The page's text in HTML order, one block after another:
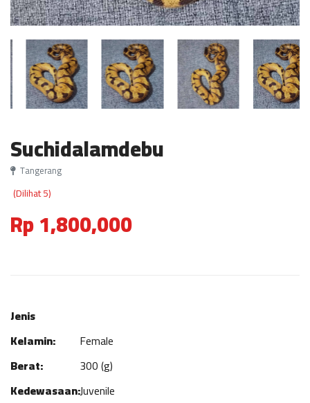
Suchidalamdebu
Tangerang
(Dilihat 5)
Rp 1,800,000
Jenis
Kelamin:
Female
Berat:
300 (g)
Kedewasaan:Juvenile